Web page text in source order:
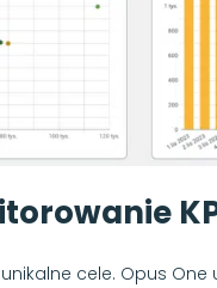
cele. Opus